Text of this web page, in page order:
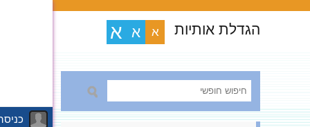
הגדלת אותיות א א א